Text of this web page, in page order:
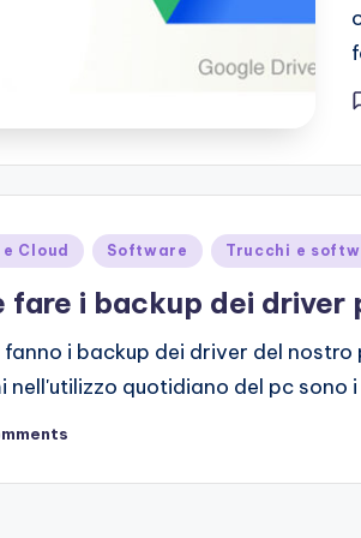
Cloud Software Trucchi e
fare i backup dei driver
fanno i backup dei driver del
nell'utilizzo quotidiano del pc